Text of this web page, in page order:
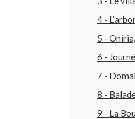
4 -
5 -
6 -
7 -
8 -
9 - La